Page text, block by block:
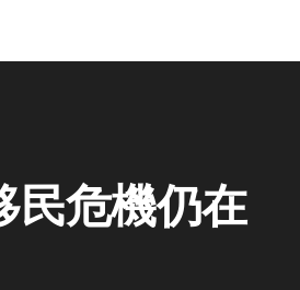
民危機仍在